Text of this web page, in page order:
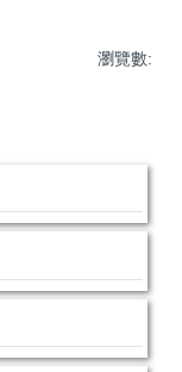
瀏覽數: